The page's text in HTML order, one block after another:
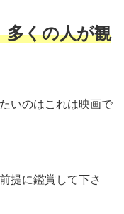
多くの人が観
いのはこれは映画で
提に鑑賞して下さ